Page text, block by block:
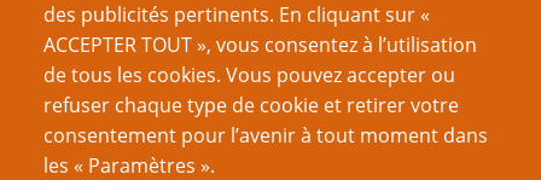
des publicités pertinents. En cliquant sur «
ACCEPTER TOUT », vous consentez à l’utilisation
de tous les cookies. Vous pouvez accepter ou
refuser chaque type de cookie et retirer votre
consentement pour l’avenir à tout moment dans
les « Paramètres ».
VOUS AIMEREZ AUSSI
Réfléchissez avant de quantifier
Je suis un émulateur